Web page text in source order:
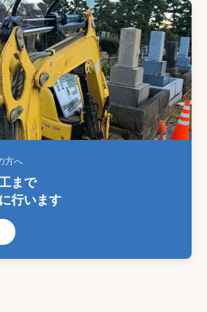
方へ
まで
行います